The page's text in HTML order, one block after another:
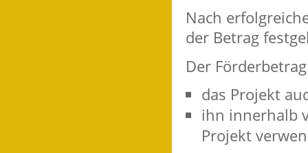
Nach
der Betrag
Der
das Projekt
ihn innerhalb
Projekt